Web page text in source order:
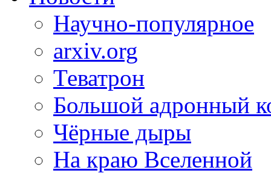
Научно-популярное
arxiv.org
Теватрон
Большой адронный
Чёрные дыры
На краю Вселенной